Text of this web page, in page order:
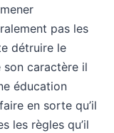
pas les
détruire le
caractère il
éducation
en sorte qu’il
les règles qu’il